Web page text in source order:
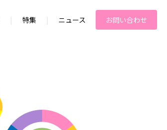
| 特集 | ニュース お問い合わせ